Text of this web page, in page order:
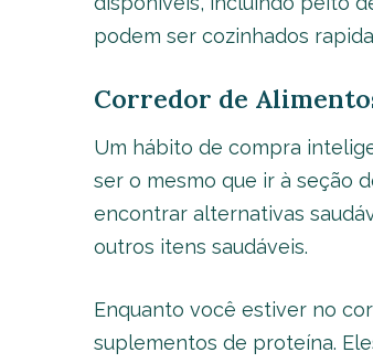
podem ser cozinhados
Corredor de
Um hábito de compra
ser o mesmo que ir à seção
encontrar alternativas
outros itens saudáveis.
Enquanto você estiver no
suplementos de proteína.